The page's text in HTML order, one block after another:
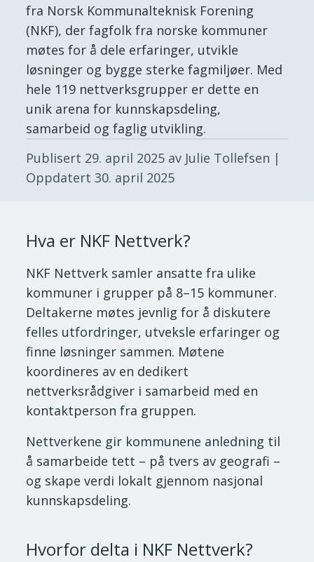
fra Norsk Kommunalteknisk Forening
(NKF), der fagfolk fra norske kommuner
møtes for å dele erfaringer, utvikle
løsninger og bygge sterke fagmiljøer. Med
hele 119 nettverksgrupper er dette en
unik arena for kunnskapsdeling,
samarbeid og faglig utvikling.
Publisert 29. april 2025 av Julie Tollefsen |
Oppdatert30. april 2025
Hva er NKF Nettverk?
NKF Nettverk samler ansatte fra ulike
kommuner i grupper på 8–15 kommuner.
Deltakerne møtes jevnlig for å diskutere
felles utfordringer, utveksle erfaringer og
finne løsninger sammen. Møtene
koordineres av en dedikert
nettverksrådgiver i samarbeid med en
kontaktperson fra gruppen.
Nettverkene gir kommunene anledning til
å samarbeide tett – på tvers av geografi –
og skape verdi lokalt gjennom nasjonal
kunnskapsdeling.
Hvorfor delta i NKF Nettverk?